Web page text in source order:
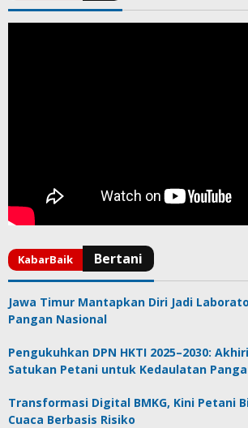
Jawa Timur Mantapkan Diri Jadi
Pangan Nasional
Pengukuhkan DPN HKTI 2025–2030:
Satukan Petani untuk Kedaulatan
Transformasi Digital BMKG, Kini Petani
Cuaca Berbasis Risiko